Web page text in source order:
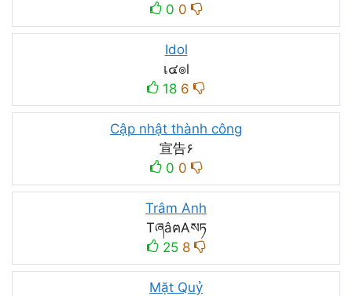
0 0
Idol
เ๔๏l
18 6
Cập nhật thành công
宣告۶
0 0
Trâm Anh
TཞâฅAསཏ
25 8
Mặt Quỷ